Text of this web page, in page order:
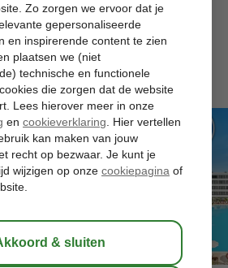
Jazz arrangement
Beach Corendon,
-Hotel